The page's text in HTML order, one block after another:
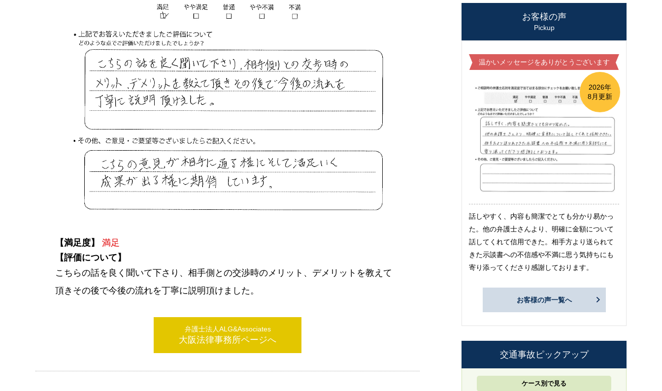
【満足度】
満足
【評価について】
こちらの話を良く聞いて下さり、相手側との交渉時のメリット、デメリットを教えて
頂きその後で今後の流れを丁寧に説明頂けました。
弁護士法人ALG&Associates
大阪法律事務所ページへ
お客様の声
Pickup
温かいメッセージをありがとうございます
2026年
8月更新
話しやすく、内容も簡潔でとても分かり易かっ
た。他の弁護士さんより、明確に金額について
話してくれて信用できた。相手方より送られて
きた示談書への不信感や不満に思う気持ちにも
寄り添ってくださり感謝しております。
お客様の声一覧へ
交通事故ピックアップ
ケース別で見る